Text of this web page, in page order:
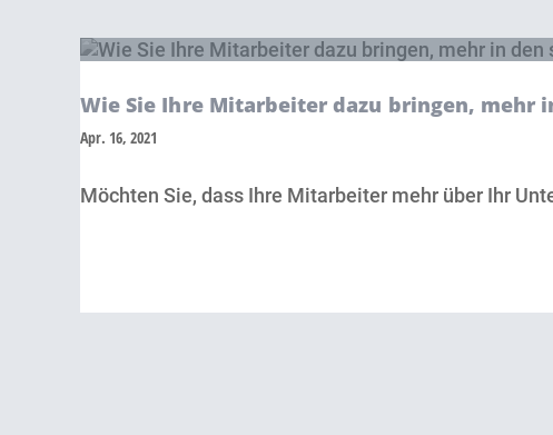
Wie Sie Ihre Mitarbeiter dazu bringen, mehr
Apr. 16, 2021
Möchten Sie, dass Ihre Mitarbeiter mehr über Ihr